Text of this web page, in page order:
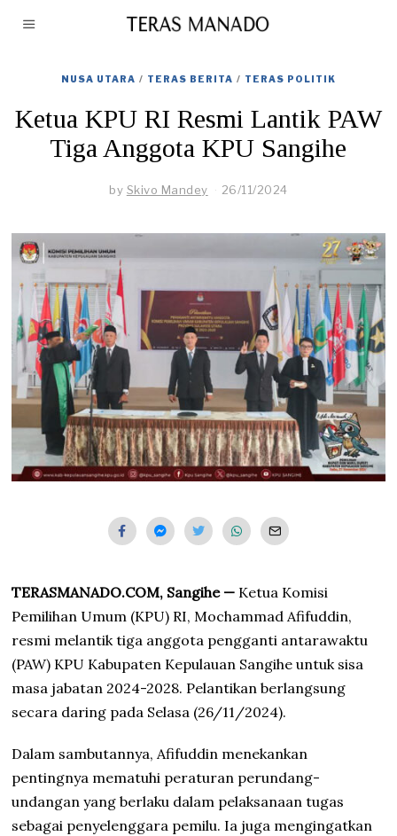
NUSA UTARA / TERAS BERITA / TERAS POLITIK
Ketua KPU RI Resmi Lantik PAW
Tiga Anggota KPU Sangihe
by Skivo Mandey 26/11/2024
1
2
0
2
4
TERASMANADO.COM, Sangihe — Ketua Komisi
Pemilihan Umum (KPU) RI, Mochammad Afifuddin,
resmi melantik tiga anggota pengganti antarawaktu
(PAW) KPU Kabupaten Kepulauan Sangihe untuk sisa
masa jabatan 2024-2028. Pelantikan berlangsung
secara daring pada Selasa (26/11/2024).
Dalam sambutannya, Afifuddin menekankan
pentingnya mematuhi peraturan perundang-
undangan yang berlaku dalam pelaksanaan tugas
sebagai penyelenggara pemilu. Ia juga mengingatkan